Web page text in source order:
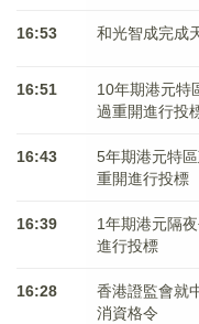
16:53 和光智成完成
16:51
10年期港元特
過重開進行投
16:43
5年期港元特
重開進行投標
16:39
1年期港元隔
進行投標
16:28
香港證監會就
消資格令